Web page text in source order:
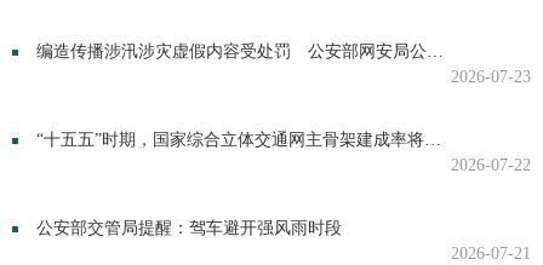
编造传播涉汛涉灾虚假内容受处罚 公安部网安局公布20起典型案例
2026-07-23
“十五五”时期，国家综合立体交通网主骨架建成率将从91%升至95% 交通建设发力补短板、扬优势
2026-07-22
公安部交管局提醒：驾车避开强风雨时段
2026-07-21